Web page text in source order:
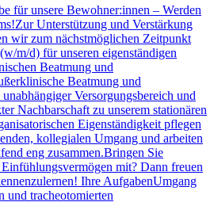
für unsere Bewohner:innen – Werden
Unterstützung und Verstärkung
wir zum nächstmöglichen Zeitpunkt
m/d) für unseren eigenständigen
Beatmung und
Beatmung und
Versorgungsbereich und
Nachbarschaft zu unserem stationären
Eigenständigkeit pflegen
kollegialen Umgang und arbeiten
eng zusammen.Bringen Sie
mit? Dann freuen
Ihre AufgabenUmgang
und tracheotomierten